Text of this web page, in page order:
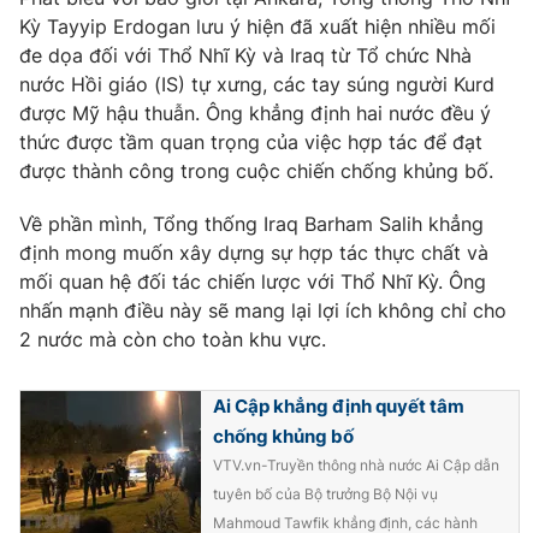
Thế giới đó đây
Câu chuyện quốc tế
Tài chính
Thị trường
Góc doanh nghiệp
Dữ liệu và đời sống
Truyền hình
Phim VTV
Hậu trường
Nhân vật
Khán giả
Điện ảnh
Âm nhạc
Sao
Đời sống
Du lịch
Chất lượng cuộc sống
Giáo dục
Tuyển sinh
Học trực tuyến
Công nghệ
Hitech Công nghệ tương lai
Sản phẩm
Giao lưu trực tuyến
Kỳ Tayyip Erdogan lưu ý hiện đã xuất hiện nhiều mối
đe dọa đối với Thổ Nhĩ Kỳ và Iraq từ Tổ chức Nhà
nước Hồi giáo (IS) tự xưng, các tay súng người Kurd
được Mỹ hậu thuẫn. Ông khẳng định hai nước đều ý
thức được tầm quan trọng của việc hợp tác để đạt
được thành công trong cuộc chiến chống khủng bố.
Về phần mình, Tổng thống Iraq Barham Salih khẳng
định mong muốn xây dựng sự hợp tác thực chất và
mối quan hệ đối tác chiến lược với Thổ Nhĩ Kỳ. Ông
nhấn mạnh điều này sẽ mang lại lợi ích không chỉ cho
2 nước mà còn cho toàn khu vực.
Ai Cập khẳng định quyết tâm
chống khủng bố
VTV.vn-Truyền thông nhà nước Ai Cập dẫn
tuyên bố của Bộ trưởng Bộ Nội vụ
Mahmoud Tawfik khẳng định, các hành